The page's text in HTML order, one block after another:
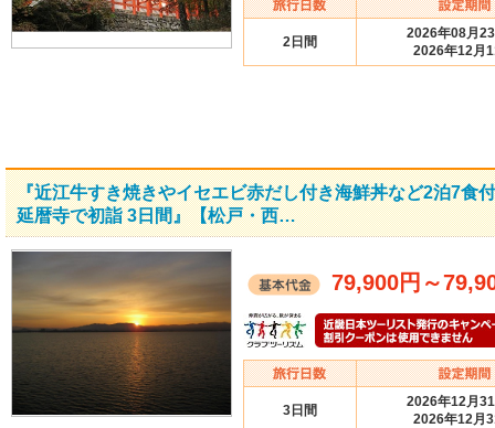
2日間
2026年08月
2026年12月
『近江牛すき焼きやイセエビ赤だし付き海鮮丼など2泊7食
延暦寺で初詣 3日間』【松戸・西…
79,900円 ～
3日間
2026年12月
2026年12月